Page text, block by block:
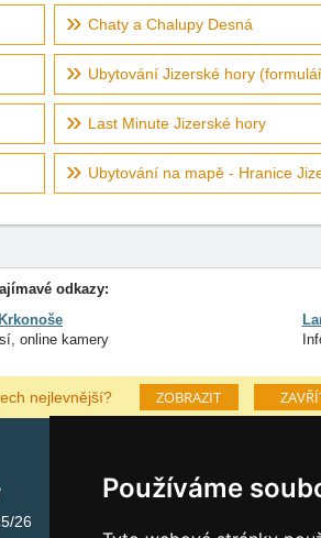
Používáme
Chaty a Chalupy Desná
Ubytování Jizerské hory
Last Minute Jizerské hory
Ubytování na mapě - Hranice
odkazy:
online kamery
nejlevnější? ZOBRAZIT
26
Lastminute Jizerské hory